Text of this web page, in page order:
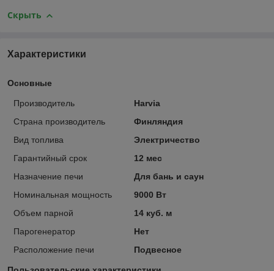
Скрыть
Характеристики
Основные
Производитель
Harvia
Страна производитель
Финляндия
Вид топлива
Электричество
Гарантийный срок
12 мес
Назначение печи
Для бань и саун
Номинальная мощность
9000 Вт
Объем парной
14 куб. м
Парогенератор
Нет
Расположение печи
Подвесное